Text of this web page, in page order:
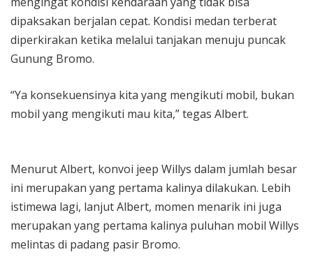
dipaksakan berjalan cepat. Kondisi medan terberat
diperkirakan ketika melalui tanjakan menuju puncak
Gunung Bromo.
“Ya konsekuensinya kita yang mengikuti mobil, bukan
mobil yang mengikuti mau kita,” tegas Albert.
Menurut Albert, konvoi jeep Willys dalam jumlah besar
ini merupakan yang pertama kalinya dilakukan. Lebih
istimewa lagi, lanjut Albert, momen menarik ini juga
merupakan yang pertama kalinya puluhan mobil Willys
melintas di padang pasir Bromo.